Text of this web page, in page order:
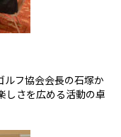
ルフ協会会長の石塚か
しさを広める活動の卓